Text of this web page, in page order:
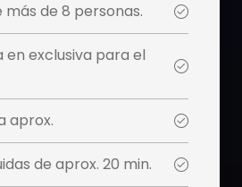
más de 8 personas.
en exclusiva para el
aprox.
de aprox. 20 min.